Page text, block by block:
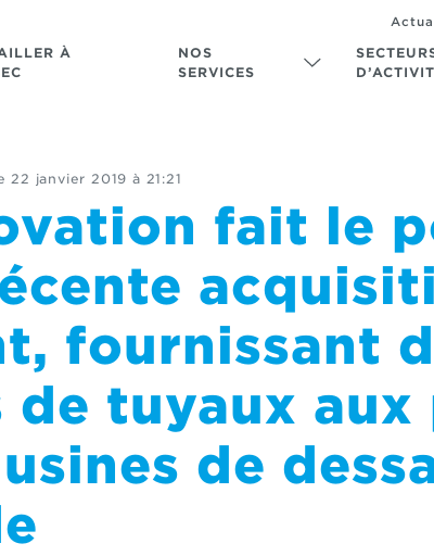
À
NOS
SERVICES
22 janvier 2019 à 21:21
fait le
fournissant
de tuyaux aux
de